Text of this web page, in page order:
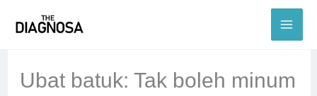
Ubat batuk: Tak boleh minum